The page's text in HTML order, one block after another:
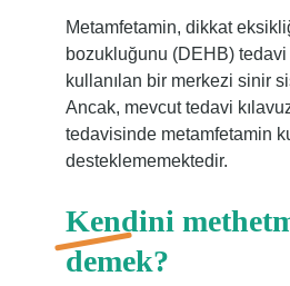
Metamfetamin, dikkat
bozukluğunu (DEHB)
kullanılan bir merkezi sinir
Ancak, mevcut tedavi
tedavisinde metamfetamin
desteklememektedir.
Kendini
demek?